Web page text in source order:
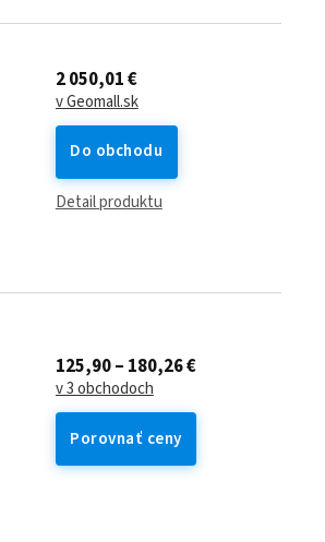
2 050,01 €
v Geomall.sk
Do obchodu
Detail produktu
125,90 – 180,26 €
v 3 obchodoch
Porovnať ceny